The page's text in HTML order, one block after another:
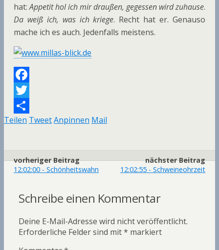
hat:Appetit hol ich mir draußen, gegessen wird zuhause.
Da weiß ich, was ich kriege. Recht hat er. Genauso
mache ich es auch. Jedenfalls meistens.
F
a
c
o
T
w
t
T
l
Teilen TweetAnpinnen Mail
vorheriger Beitrag
12:02:00 - Schönheitswahn
nächster Beitrag
12:02:55 - Schweineohrzeit
Schreibe einen Kommentar
Deine E-Mail-Adresse wird nicht veröffentlicht.
Erforderliche Felder sind mit* markiert